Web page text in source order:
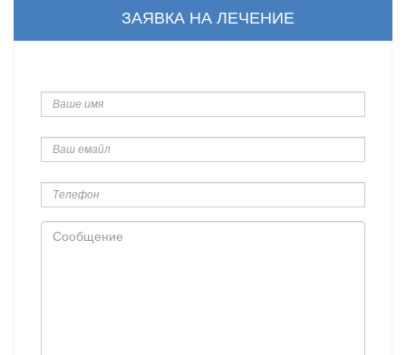
ЗАЯВКА НА ЛЕЧЕНИЕ
имя
емайл
Сообщение